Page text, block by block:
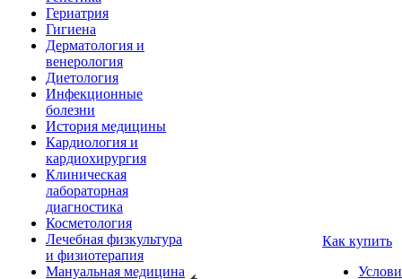
Гериатрия
Гигиена
Дерматология и
венерология
Диетология
Инфекционные
болезни
История медицины
Кардиология и
кардиохирургия
Клиническая
лабораторная
диагностика
Косметология
Лечебная физкультура
и физиотерапия
Мануальная медицина
Как купить